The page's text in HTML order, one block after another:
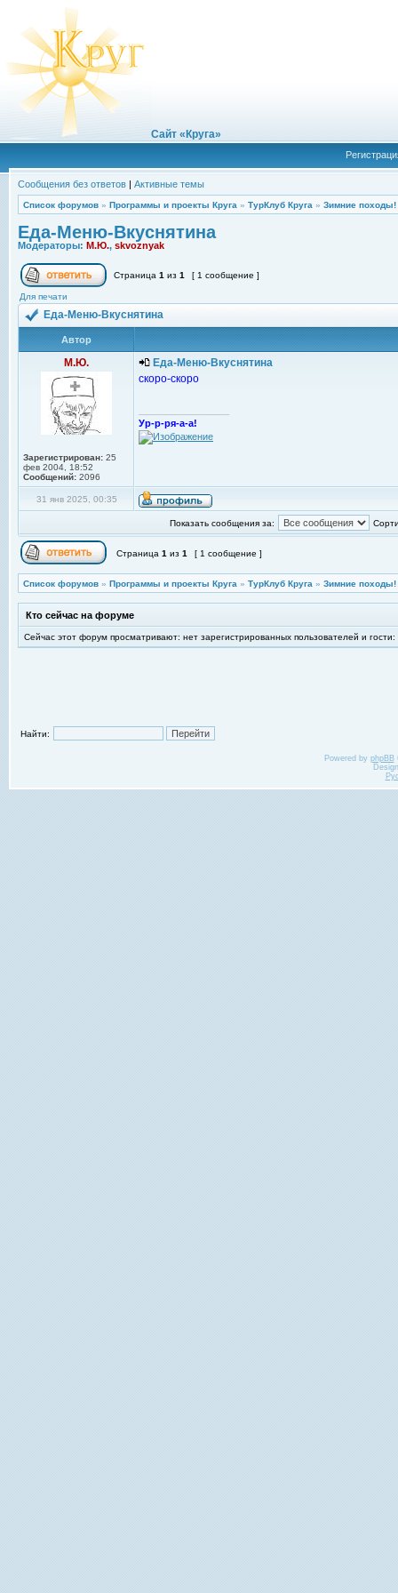
Сайт «Круга»
Сообщения без ответов | Активные темы
Список форумов » Программы и проекты Круга » ТурКлуб Круга » Зимние походы!
Еда-Меню-Вкуснятина
Модераторы: М.Ю., skvoznyak
Страница 1 из 1 [ 1 сообщение ]
Для печати
Еда-Меню-Вкуснятина
Автор
М.Ю.
Зарегистрирован: 25
фев 2004, 18:52
Сообщений: 2096
Еда-Меню-Вкуснятина
скоро-скоро
Ур-р-ря-а-а!
31 янв 2025, 00:35
Показать сообщения за:
Страница 1 из 1 [ 1 сообщение ]
Список форумов » Программы и проекты Круга » ТурКлуб Круга » Зимние походы!
Кто сейчас на форуме
Сейчас этот форум просматривают: нет зарегистрированных пользователей и гости:
Найти:
Powered by phpBB